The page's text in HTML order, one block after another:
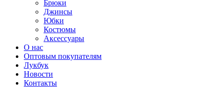
Брюки
Джинсы
Юбки
Костюмы
Аксессуары
О нас
Оптовым покупателям
Лукбук
Новости
Контакты